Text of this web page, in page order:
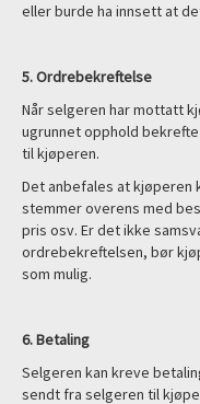
eller burde ha innsett at
5. Ordrebekreftelse
Når selgeren har mottatt
ugrunnet opphold
til kjøperen.
Det anbefales at
stemmer overens med
pris osv. Er det ikke
ordrebekreftelsen, bør
som mulig.
6. Betaling
Selgeren kan kreve
sendt fra selgeren til